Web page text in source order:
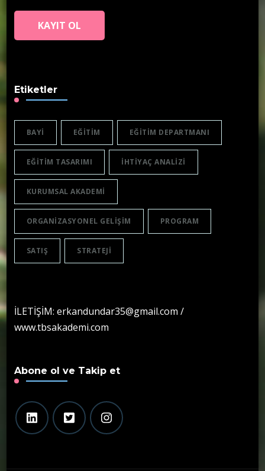
Etiketler
BAYI EĞITIM EĞITIM DEPARTMANI
EĞITIM TASARIMI IHTIYAÇ ANALIZI
KURUMSAL AKADEMI
ORGANIZASYONEL GELIŞIM PROGRAM
SATIŞ STRATEJI
İLETİŞİM: erkandundar35@gmail.com /
www.tbsakademi.com
Abone ol ve Takip et